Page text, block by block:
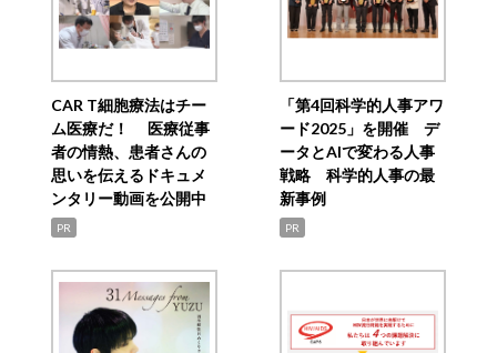
CAR T細胞療法はチー
ム医療だ！ 医療従事
者の情熱、患者さんの
思いを伝えるドキュメ
ンタリー動画を公開中
PR
「第4回科学的人事アワ
ード2025」を開催 デ
ータとAIで変わる人事
戦略 科学的人事の最
新事例
PR